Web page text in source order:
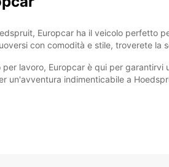
Europcar ha il veicolo perfetto
con comodità e stile, troverete la
lavoro, Europcar è qui per
un'avventura indimenticabile a